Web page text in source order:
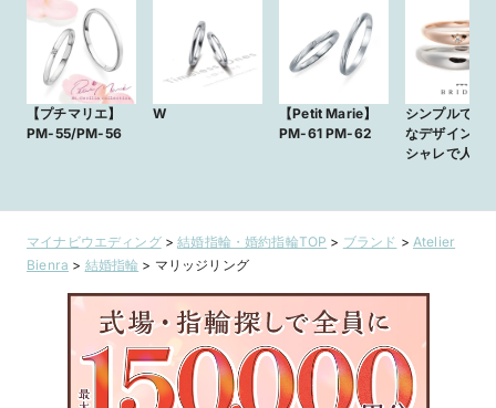
【プチマリエ】
PM-55/PM-56
W
【Petit Marie】
PM-61 PM-62
シンプルで個
なデザインが
シャレで人気
マイナビウエディング>結婚指輪・婚約指輪TOP > ブランド > Atelier
Bienra > 結婚指輪 > マリッジリング